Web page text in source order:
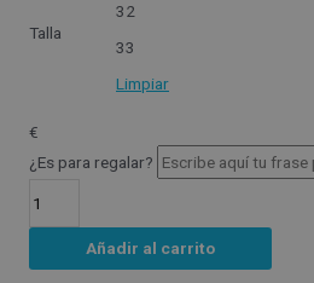
Talla
32
33
Limpiar
€
¿Es para regalar?
Añadir al carrito